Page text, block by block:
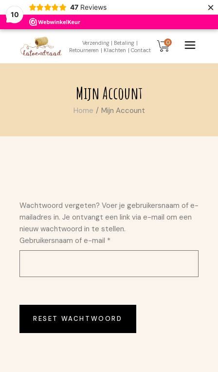
10
47 Reviews ×
Skip
content
Verzending| Betaling |
Retourneren | Klachten | Contact
0
Mijn Account
Home Mijn Account
Wachtwoord vergeten? Voer je gebruikersnaam of e-
mailadres in. Je ontvangt een link via e-mail om een
nieuw wachtwoord in te stellen.
Gebruikersnaam of e-mail *
RESET WACHTWOORD